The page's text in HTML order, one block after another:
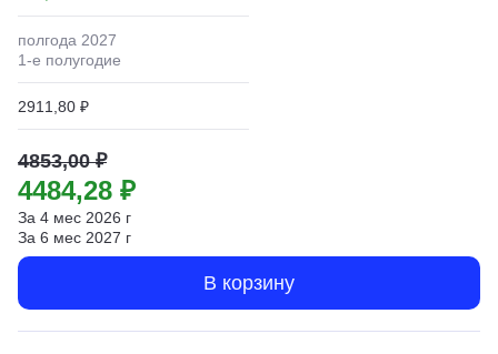
полгода 2027
1-е полугодие
2911,80 ₽
4853,00 ₽
4484,28 ₽
За 4 мес 2026 г
За 6 мес 2027 г
В корзину